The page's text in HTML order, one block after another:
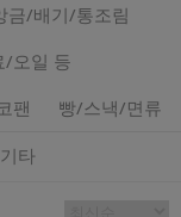
금/배기/통조림
/오일 등
팬
빵/스낵/면류
타